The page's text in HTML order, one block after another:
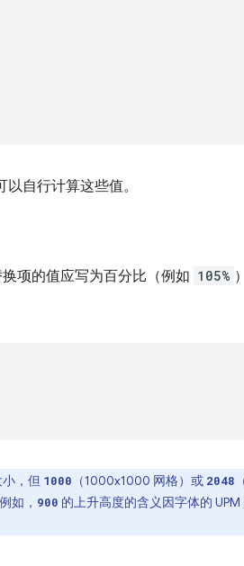
自行计算这些值。
项的值应写为百分比（例如 105%
，但 1000 （1000x1000 网格）或 2048
如， 900 的上升高度的含义因字体的 UPM